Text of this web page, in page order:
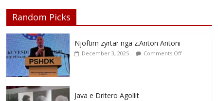
Random Picks
Njoftim zyrtar nga z.Anton Antoni
December 3, 2025 Comments Off
Java e Dritero Agollit